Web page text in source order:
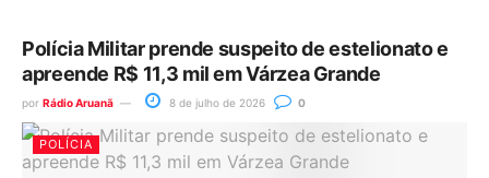
Polícia Militar prende suspeito de estelionato e
apreende R$ 11,3 mil em Várzea Grande
por Rádio Aruanã 8 de julho de 2026 0
POLÍCIA